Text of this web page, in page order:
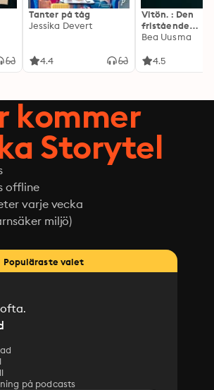
Tanter på tåg
Jessika Devert
4.4
Vitön. : Den
fristående
fortsättningen
Bea Uusma
4.5
kommer
Storytel
offline
varje vecka
miljö)
Populäraste valet
på podcasts